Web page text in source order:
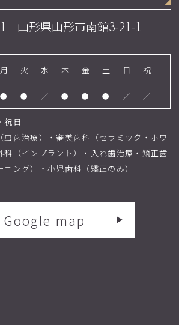
山形県山形市南館3-21-1
月 火 水 木 金 土 日 祝
● ● ／ ● ● ● ／ ／
祝日
虫歯治療）・審美歯科（セラミック・ホワ
科（インプラント）・入れ歯治療・矯正歯
ング）・小児歯科（矯正のみ）
Google map